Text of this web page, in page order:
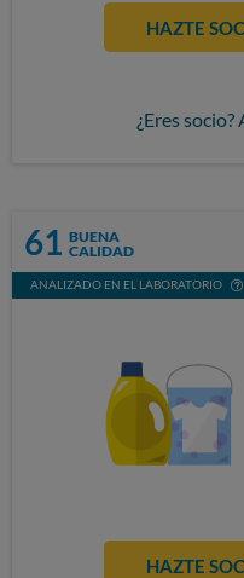
HAZTE
¿Eres
61 BUENA
CALIDAD
ANALIZADO EN EL LABORATORIO
HAZTE